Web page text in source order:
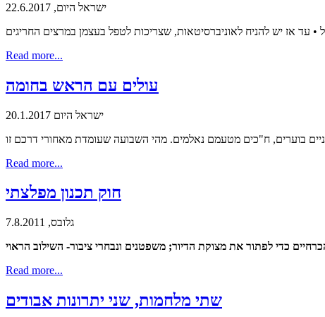
ישראל היום, 22.6.2017
עד אז יש להניח לאוניברסיטאות, שצריכות לטפל בעצמן במרצים החריגים
Read more...
עולים עם הראש בחומה
ישראל היום 20.1.2017
Read more...
חוק תכנון מפלצתי
גלובס, 7.8.2011
כדי לפתור את מצוקת הדיור; משפטנים ונבחרי ציבור- השילוב הראוי
Read more...
שתי מלחמות, שני יתרונות אבודים